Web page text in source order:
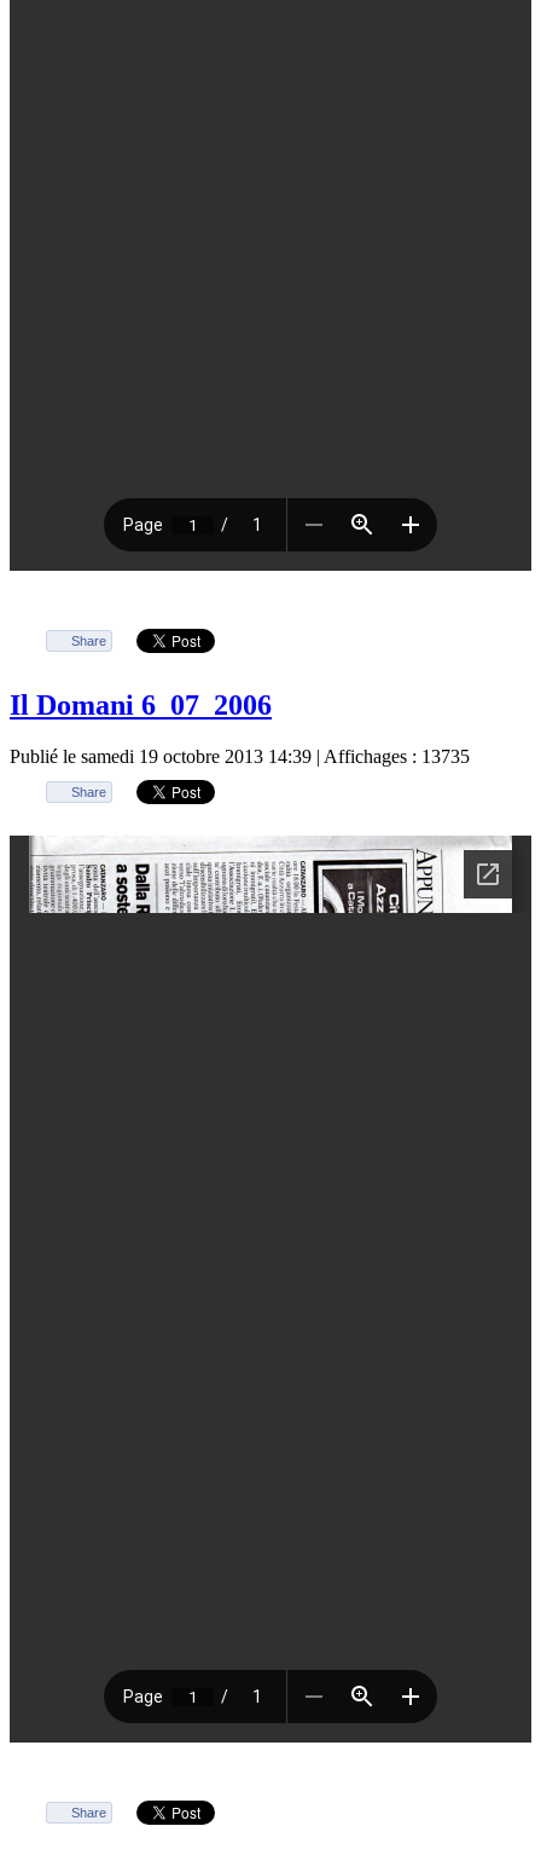
Share
Il Domani 6_07_2006
Publié le samedi 19 octobre 2013 14:39 | Affichages : 13735
Share
Share